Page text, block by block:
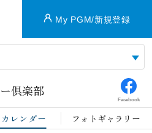
My PGM/新規登録
倶楽部
Facebook
レンダー
フォトギャラリー